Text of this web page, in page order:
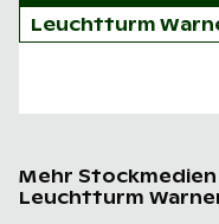
Leuchtturm
Mehr
Leuchtturm